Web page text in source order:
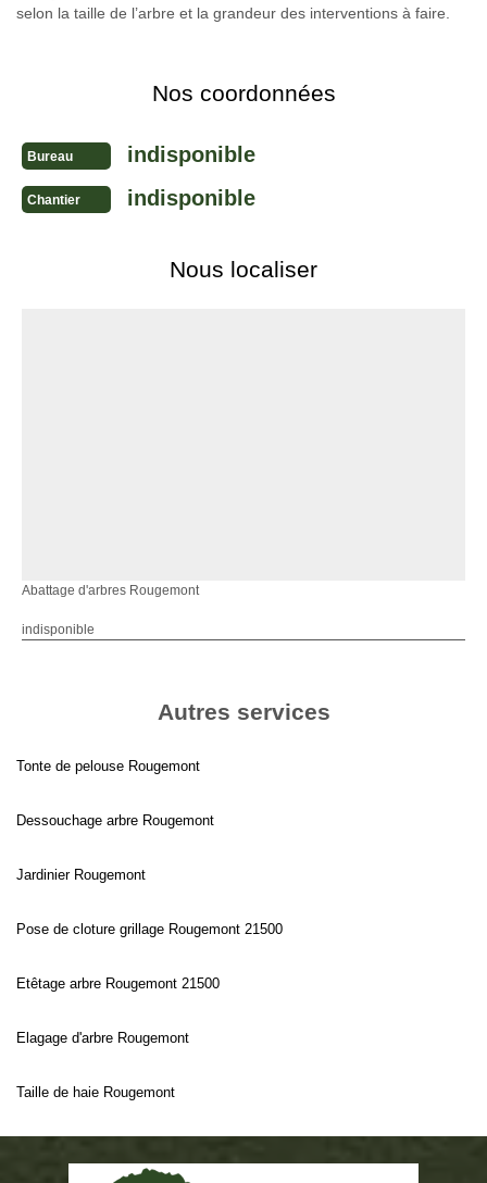
selon la taille de l’arbre et la grandeur des interventions à faire.
Nos coordonnées
Bureau indisponible
Chantier indisponible
Nous localiser
Abattage d'arbres Rougemont
indisponible
Autres services
Tonte de pelouse Rougemont
Dessouchage arbre Rougemont
Jardinier Rougemont
Pose de cloture grillage Rougemont 21500
Etêtage arbre Rougemont 21500
Elagage d'arbre Rougemont
Taille de haie Rougemont